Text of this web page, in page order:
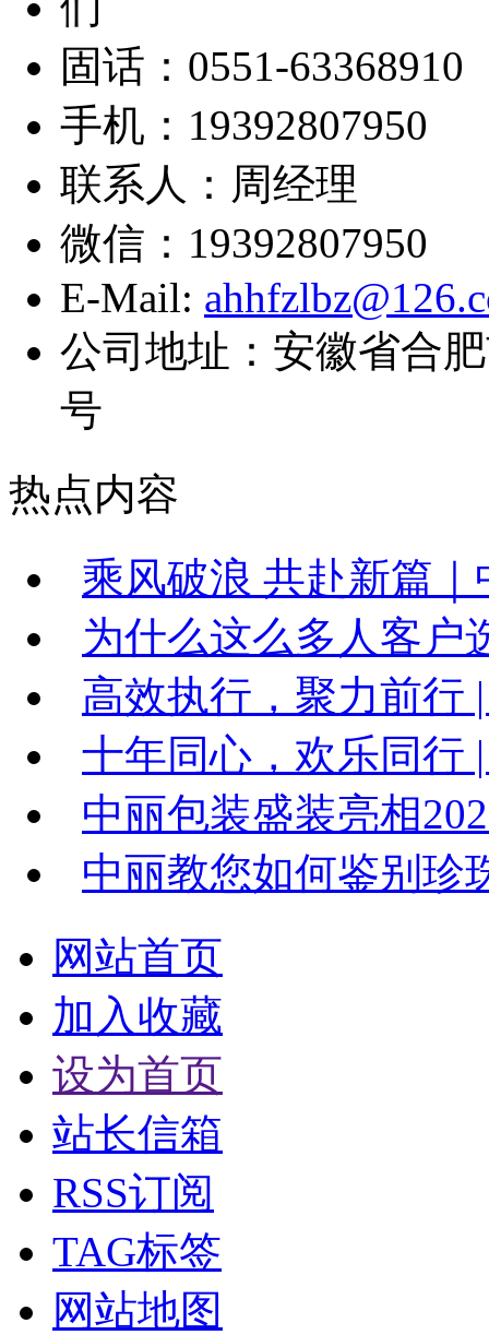
固话：0551-63368910
手机：19392807950
联系人：周经理
微信：19392807950
E-Mail:
公司地址：安徽省合
号
热点内容
乘风破浪 共赴新篇｜
为什么这么多人客户
高效执行，聚力前行
十年同心，欢乐同行
中丽包装盛装亮相
中丽教您如何鉴别珍
网站首页
加入收藏
设为首页
站长信箱
RSS订阅
TAG标签
网站地图